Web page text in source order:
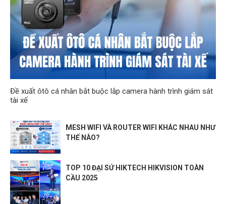
Đề xuất ôtô cá nhân bắt buộc lắp camera hành trình giám sát
tài xế
MESH WIFI VÀ ROUTER WIFI KHÁC NHAU NHƯ
THẾ NÀO?
TOP 10 ĐẠI SỨ HIKTECH HIKVISION TOÀN
CẦU 2025